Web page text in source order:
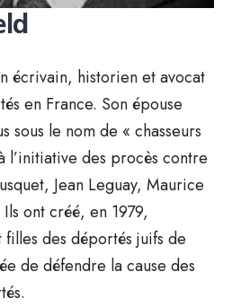
écrivain, historien et avocat
en France. Son épouse
sous le nom de « chasseurs
l’initiative des procès contre
Jean Leguay, Maurice
ont créé, en 1979,
filles des déportés juifs de
de défendre la cause des